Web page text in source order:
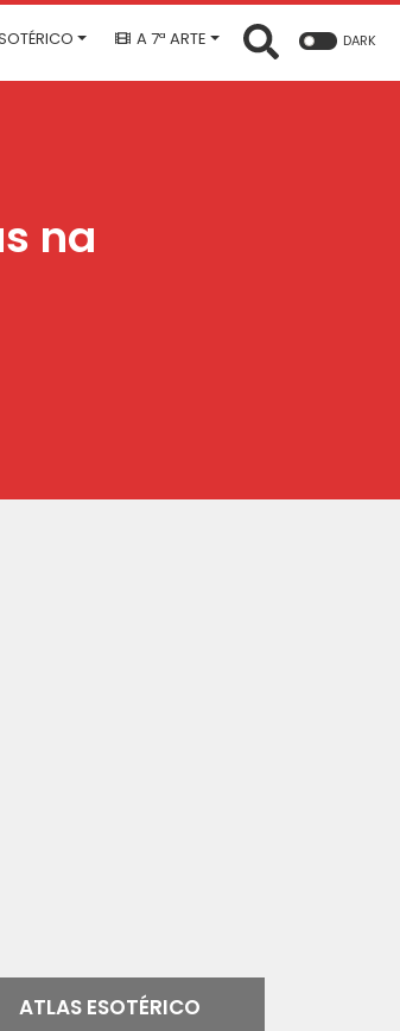
A 7ª ARTE DARK
na
ATLAS ESOTÉRICO